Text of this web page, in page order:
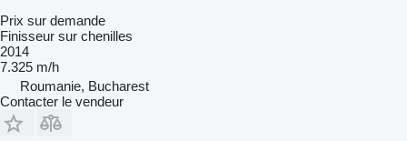
Prix sur demande
Finisseur sur chenilles
2014
7.325 m/h
Roumanie, Bucharest
Contacter le vendeur